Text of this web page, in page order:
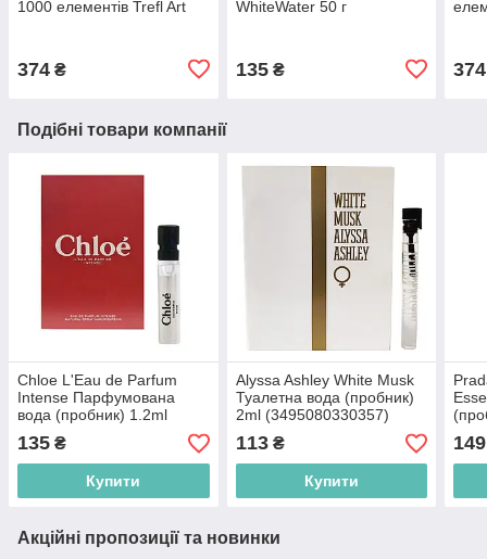
1000 елементів Trefl Art
374 ₴
WhiteWater 50 г
135₴ 374
Подібні товари компанії
Chloe L'Eau de Parfum
Intense Парфумована
вода (пробник) 1.2ml
(3616303445539)
135 ₴
Купити
Alyssa Ashley White Musk
Туалетна вода (пробник)
2ml (3495080330357)
113₴
Купити
149
Акційні пропозиції та новинки